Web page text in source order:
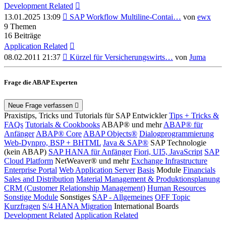
Development Related
13.01.2025 13:09
Neuester
SAP Workflow Multiline-Contai… von ewx
9 Themen
16 Beiträge
Application Related
08.02.2011 21:37
Neuester
Kürzel für Versicherungswirts… von Juma
Frage die ABAP Experten
Neue Frage verfassen
Praxistips, Tricks und Tutorials für SAP Entwickler Tips + Tricks &
FAQs Tutorials & Cookbooks ABAP® und mehr ABAP® für
Anfänger ABAP® Core ABAP Objects® Dialogprogrammierung
Web-Dynpro, BSP + BHTML Java & SAP® SAP Technologie
(kein ABAP) SAP HANA für Anfänger Fiori, UI5, JavaScript SAP
Cloud Platform NetWeaver® und mehr Exchange Infrastructure
Enterprise Portal Web Application Server Basis Module Financials
Sales and Distribution Material Management & Produktionsplanung
CRM (Customer Relationship Management) Human Resources
Sonstige Module Sonstiges SAP - Allgemeines OFF Topic
Kurzfragen S/4 HANA Migration International Boards
Development Related Application Related